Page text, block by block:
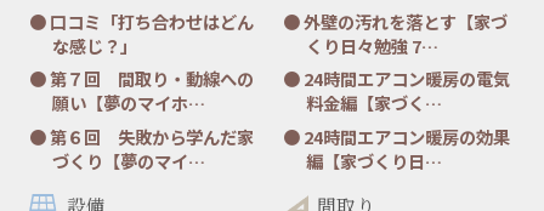
口コミ「打ち合わせはどん
な感じ？」
第７回 間取り・動線への
願い【夢のマイホ…
第６回 失敗から学んだ家
づくり【夢のマイ…
外壁の汚れを落とす【家づ
くり日々勉強 7…
24時間エアコン暖房の電気
料金編【家づく…
24時間エアコン暖房の効果
編【家づくり日…
設備 間取り